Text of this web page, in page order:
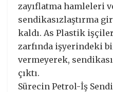
zayıflatma hamleleri
sendikasızlaştırma
kaldı. As Plastik
zarfında işyerindeki
vermeyerek,
çıktı.
Sürecin Petrol-İş